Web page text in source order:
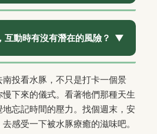
草酸），輕則導致牠們腸胃不
農場提供的飼料是經過篩選和
遵守這個規定，這是對動物健
續照顧這些動物的方式。
怕髒的包鞋（運動鞋、休閒
涼鞋，因為農場地面可能有
。衣物選擇舒適的長褲或七分
裙，在互動區可能會被勾到或
曬用品（帽子、外套、防曬
農場蚊蟲多）。隨身物品盡量
來拍照和互動。
互動時有沒有潛在的風險？
來自於「我們人類不當的行
門牙非常有力，主要是用來切
雖然牠們吃飼料時會小心，但
小截紅蘿蔔，牠們可能不小心
投看水豚，不只是打卡一個景
下來的儀式。看著牠們那種天生
忘記時間的壓力。找個週末，安
感受一下被水豚療癒的滋味吧。